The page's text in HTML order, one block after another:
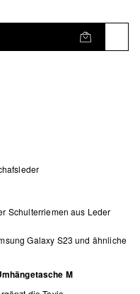
Schulterriemen aus Leder
Galaxy S23 und ähnliche
M